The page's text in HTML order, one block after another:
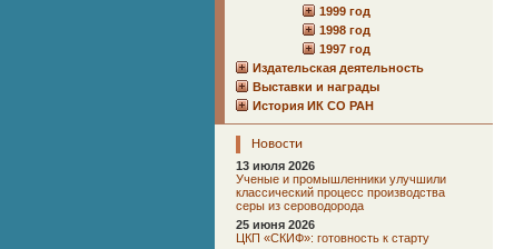
1999 год
1998 год
1997 год
Издательская деятельность
Выставки и награды
История ИК СО РАН
Новости
13 июля 2026
Ученые и промышленники улучшили
классический процесс производства
серы из сероводорода
25 июня 2026
ЦКП «СКИФ»: готовность к старту